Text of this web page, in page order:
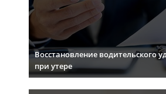
Восстановление водительского
при утере